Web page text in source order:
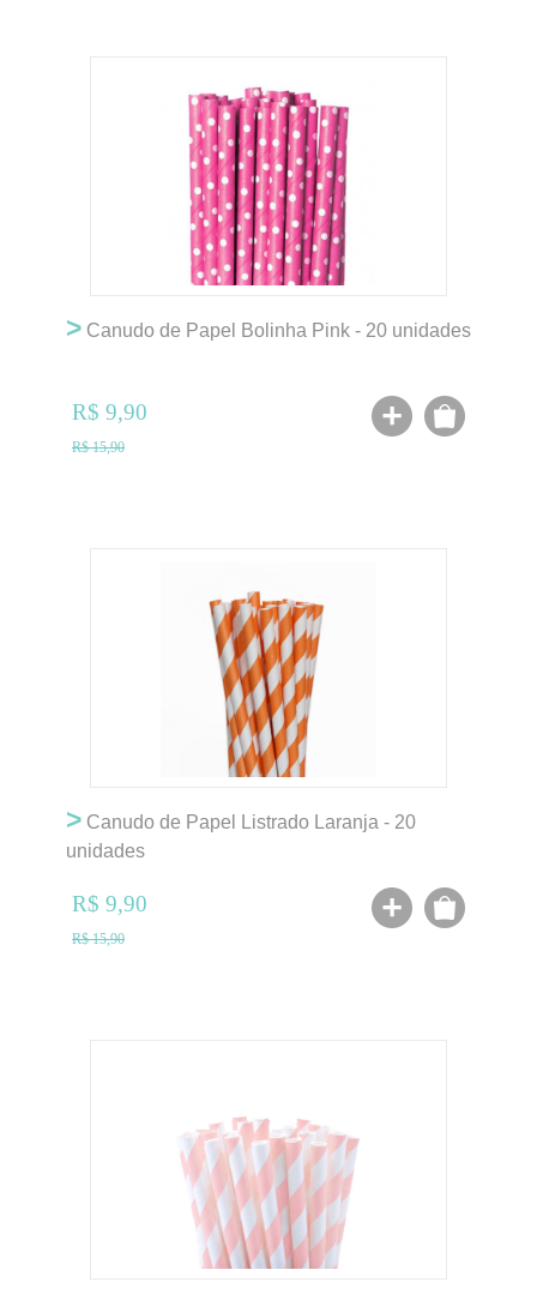
> Canudo de Papel Bolinha Pink - 20 unidades
R$ 9,90
R$ 15,90
> Canudo de Papel Listrado Laranja - 20
unidades
R$ 9,90
R$ 15,90